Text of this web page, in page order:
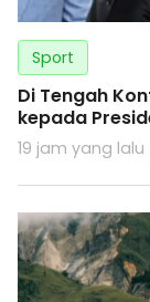
Sport
Di Tengah
kepada
19 jam yang lalu